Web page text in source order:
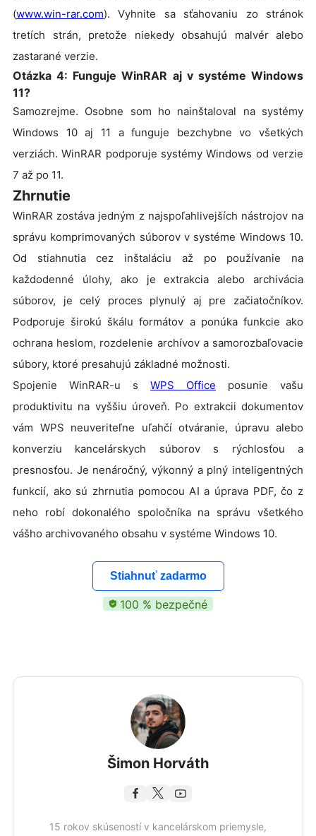
(www.win-rar.com). Vyhnite sa sťahovaniu zo stránok
tretích strán, pretože niekedy obsahujú malvér alebo
zastarané verzie.
Otázka 4: Funguje WinRAR aj v systéme Windows
11?
Samozrejme. Osobne som ho nainštaloval na systémy
Windows 10 aj 11 a funguje bezchybne vo všetkých
verziách. WinRAR podporuje systémy Windows od verzie
7 až po 11.
Zhrnutie
WinRAR zostáva jedným z najspoľahlivejších nástrojov na
správu komprimovaných súborov v systéme Windows 10.
Od stiahnutia cez inštaláciu až po používanie na
každodenné úlohy, ako je extrakcia alebo archivácia
súborov, je celý proces plynulý aj pre začiatočníkov.
Podporuje širokú škálu formátov a ponúka funkcie ako
ochrana heslom, rozdelenie archívov a samorozbaľovacie
súbory, ktoré presahujú základné možnosti.
Spojenie WinRAR-u s WPS Office posunie vašu
produktivitu na vyššiu úroveň. Po extrakcii dokumentov
vám WPS neuveriteľne uľahčí otváranie, úpravu alebo
konverziu kancelárskych súborov s rýchlosťou a
presnosťou. Je nenáročný, výkonný a plný inteligentných
funkcií, ako sú zhrnutia pomocou AI a úprava PDF, čo z
neho robí dokonalého spoločníka na správu všetkého
vášho archivovaného obsahu v systéme Windows 10.
Stiahnuť zadarmo
100 % bezpečné
Šimon Horváth
15 rokov skúseností v kancelárskom priemysle,